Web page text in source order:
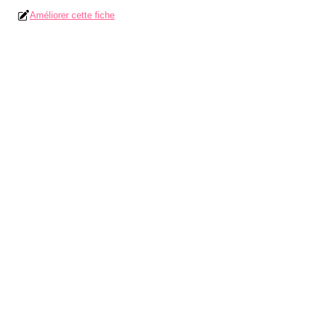
Améliorer cette fiche